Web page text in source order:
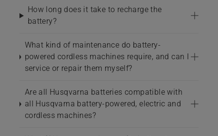
How long does it take to recharge the
battery?
What kind of maintenance do battery-
powered cordless machines require, and can I
service or repair them myself?
Are all Husqvarna batteries compatible with
all Husqvarna battery-powered, electric and
cordless machines?